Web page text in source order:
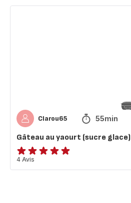
Clarou65 55min
Gâteau au yaourt (sucre glace)
Avis
5
4 Avis